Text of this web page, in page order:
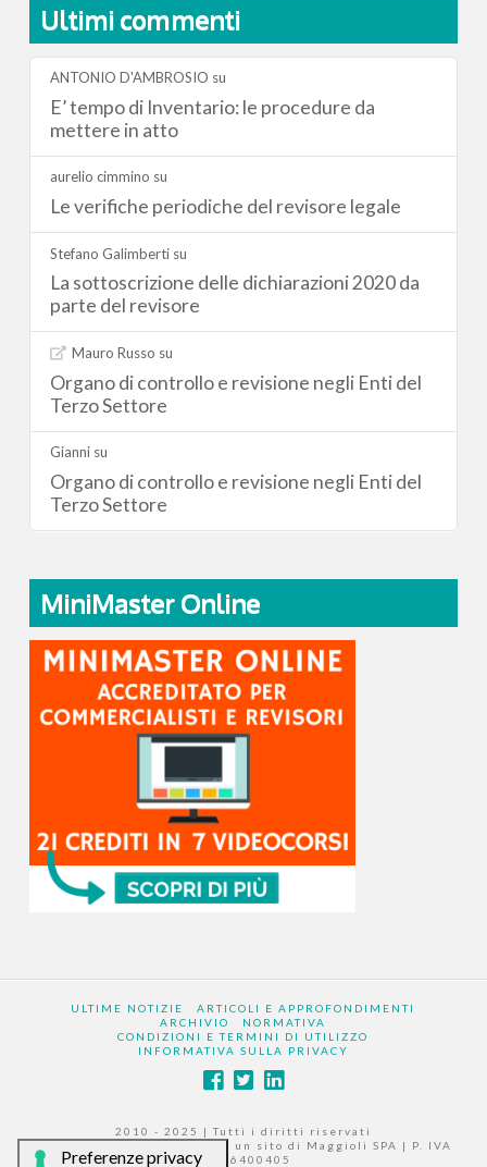
Ultimi commenti
ANTONIO D'AMBROSIO su
E’ tempo di Inventario: le procedure da
mettere in atto
aurelio cimmino su
Le verifiche periodiche del revisore legale
Stefano Galimberti su
La sottoscrizione delle dichiarazioni 2020 da
parte del revisore
Mauro Russo su
Organo di controllo e revisione negli Enti del
Terzo Settore
Gianni su
Organo di controllo e revisione negli Enti del
Terzo Settore
MiniMaster Online
ULTIME NOTIZIE
ARTICOLI E APPROFONDIMENTI
ARCHIVIO
NORMATIVA
CONDIZIONI E TERMINI DI UTILIZZO
INFORMATIVA SULLA PRIVACY
2010 - 2025 | Tutti i diritti riservati
|www.larevisionelegale.itè un sito di Maggioli SPA | P. IVA
02066400405